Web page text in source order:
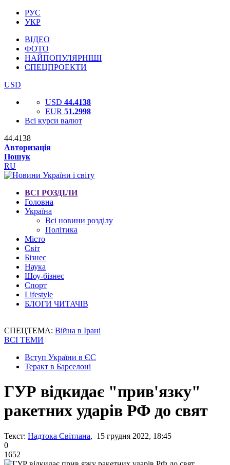
РУС
УКР
ВІДЕО
ФОТО
НАЙПОПУЛЯРНІШІ
СПЕЦПРОЕКТИ
USD
USD 44.4138
EUR 51.2998
Всі курси валют
44.4138
Авторизація
Пошук
RU
ВСІ РОЗДІЛИ
Головна
Україна
Всі новини розділу
Політика
Місто
Світ
Бізнес
Наука
Шоу-бізнес
Спорт
Lifestyle
БЛОГИ ЧИТАЧІВ
СПЕЦТЕМА: Війна в Ірані
ВСІ ТЕМИ
Вступ України в ЄС
Теракт в Барселоні
ГУР відкидає "прив'язку"
ракетних ударів РФ до свят
Текст: Надтока Світлана, 15 грудня 2022, 18:45
0
1652